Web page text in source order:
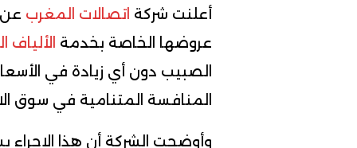
أعلنت شركة اتصالات المغرب عن
عروضها الخاصة بخدمة الألياف
الصبيب دون أي زيادة في
المنافسة المتنامية في سوق
وأوضحت الشركة أن هذا الإجراء